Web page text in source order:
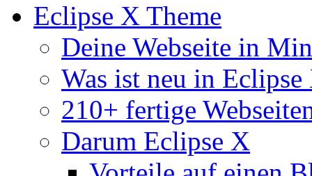
Eclipse X Theme
Deine Webseite in
Was ist neu in Eclipse
210+ fertige
Darum Eclipse X